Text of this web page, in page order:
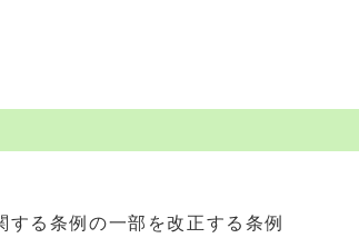
る条例の一部を改正する条例